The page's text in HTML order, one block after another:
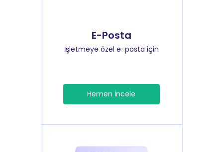
E-Posta
İşletmeye özel e-posta için
Hemen İncele